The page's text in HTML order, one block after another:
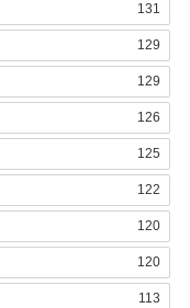
131
129
129
126
125
122
120
120
113